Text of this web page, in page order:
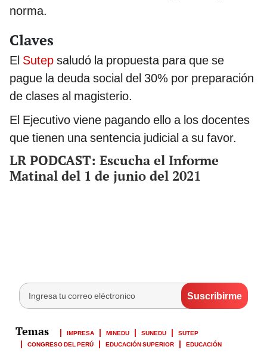
norma.
Claves
El Sutep saludó la propuesta para que se
pague la deuda social del 30% por preparación
de clases al magisterio.
El Ejecutivo viene pagando ello a los docentes
que tienen una sentencia judicial a su favor.
LR PODCAST: Escucha el Informe
Matinal del 1 de junio del 2021
IMPRESA MINEDU SUNEDU
SUTEP
CONGRESO DEL PERÚ
EDUCACIÓN SUPERIOR EDUCACIÓN